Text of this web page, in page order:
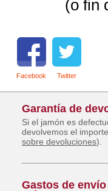
(o fin
Facebook Twitter
Garantía de
Si el jamón es
devolvemos el
sobre devoluciones).
Gastos de